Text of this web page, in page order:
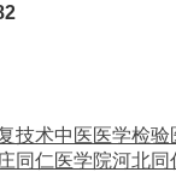
技术中医医学检验
同仁医学院河北同